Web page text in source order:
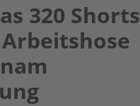
320 Shorts